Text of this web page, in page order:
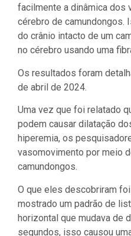
facilmente a dinâmica dos
cérebro de
do crânio intacto de um
no cérebro usando uma
Os resultados foram
de abril de 2024.
Uma vez que foi relatado
podem causar dilatação
hiperemia, os
vasomovimento por meio
camundongos.
O que eles descobriram
mostrado um padrão de
horizontal que mudava de
segundos, isso causou